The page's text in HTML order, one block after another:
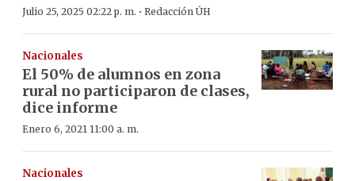
Julio 25, 2025 02:22 p. m. · Redacción ÚH
Nacionales
El 50% de alumnos en zona
rural no participaron de clases,
dice informe
Enero 6, 2021 11:00 a. m.
Nacionales